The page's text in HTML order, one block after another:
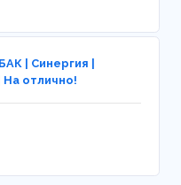
| Синергия |
отлично!